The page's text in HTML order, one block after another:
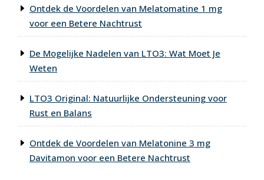
Ontdek de Voordelen van Melatomatine 1 mg
voor een Betere Nachtrust
De Mogelijke Nadelen van LTO3: Wat Moet Je
Weten
LTO3 Original: Natuurlijke Ondersteuning voor
Rust en Balans
Ontdek de Voordelen van Melatonine 3 mg
Davitamon voor een Betere Nachtrust